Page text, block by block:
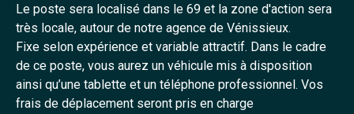
Le poste sera localisé dans le 69 et la zone d'action sera
très locale, autour de notre agence de Vénissieux.
Fixe selon expérience et variable attractif. Dans le cadre
de ce poste, vous aurez un véhicule mis à disposition
ainsi qu’une tablette et un téléphone professionnel. Vos
frais de déplacement seront pris en charge